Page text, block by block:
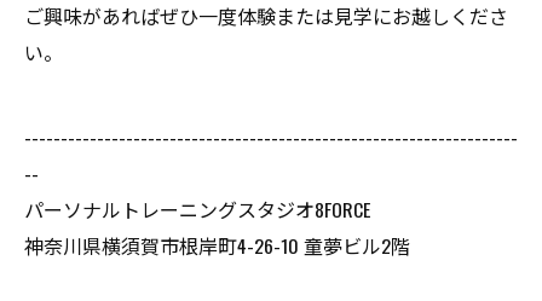
ご興味があればぜひ一度体験または見学にお越しくださ
い。
--------------------------------------------------------------------
--
パーソナルトレーニングスタジオ8FORCE
神奈川県横須賀市根岸町4-26-10 童夢ビル2階